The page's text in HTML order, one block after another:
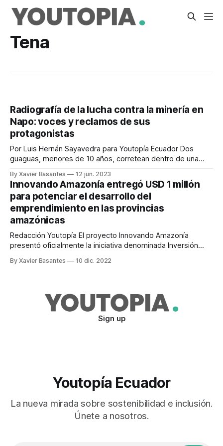
Tena
Radiografía de la lucha contra la minería en
Napo: voces y reclamos de sus
protagonistas
Por Luis Hernán Sayavedra para Youtopía Ecuador Dos
guaguas, menores de 10 años, corretean dentro de una
profundidad. Esta es una de las tantas que yacen entre los
montículos de piedras y sedimentos con alturas que
alcanzan los tres metros.
By Xavier Basantes 12 jun. 2023
Innovando Amazonía entregó USD 1 millón
para potenciar el desarrollo del
emprendimiento en las provincias
amazónicas
Redacción Youtopía El proyecto Innovando Amazonía
presentó oficialmente la iniciativa denominada Inversión
Amazónica. A través de este mecanismo de financiamiento
acopio (USD 480.000,
By Xavier Basantes 10 dic. 2022
Sign up
Youtopía Ecuador
La nueva mirada sobre sostenibilidad e inclusión.
Únete a nosotros.